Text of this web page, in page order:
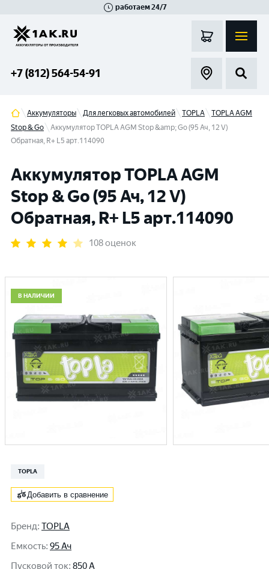
работаем 24/7
+7 (812) 564-54-91
Аккумуляторы Для легковых автомобилей TOPLA
TOPLA AGM
Stop & Go
Аккумулятор TOPLA AGM Stop &amp; Go (95 Ач, 12 V)
Обратная, R+ L5 арт.114090
Аккумулятор TOPLA AGM
Stop & Go (95 Ач, 12 V)
Обратная, R+ L5 арт.114090
108 оценок
В НАЛИЧИИ
TOPLA
Добавить в сравнение
Бренд: TOPLA
Емкость: 95 Ач
Пусковой ток: 850 A
Гатчина